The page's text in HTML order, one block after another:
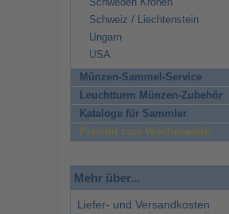
Schweden Kronen
Schweiz / Liechtenstein
Ungarn
USA
Münzen-Sammel-Service
Leuchtturm Münzen-Zubehör
Kataloge für Sammler
Preishit zum Wochenende
Mehr über...
Liefer- und Versandkosten